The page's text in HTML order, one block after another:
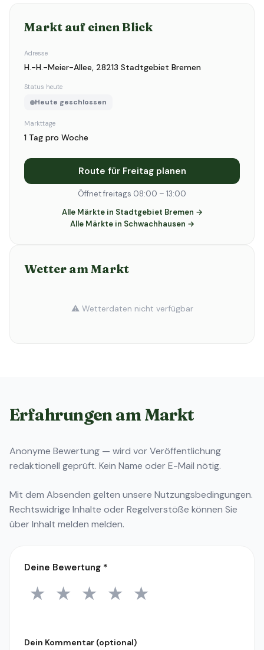
Markt auf einen Blick
Adresse
H.-H.-Meier-Allee, 28213 Stadtgebiet Bremen
Status heute
Heute geschlossen
Markttage
1 Tag pro Woche
Route für Freitag planen
Öffnet freitags 08:00 – 13:00
Alle Märkte in Stadtgebiet Bremen →
Alle Märkte in Schwachhausen →
Wetter am Markt
⚠️ Wetterdaten nicht verfügbar
Erfahrungen am Markt
Anonyme Bewertung — wird vor Veröffentlichung
redaktionell geprüft. Kein Name oder E-Mail nötig.
Mit dem Absenden gelten unsere Nutzungsbedingungen.
Rechtswidrige Inhalte oder Regelverstöße können Sie
überInhalt melden melden.
Deine Bewertung *
1 Stern
★ 2 Sterne
★ 3 Sterne
★ 4 Sterne
★ 5 Sterne
★
Dein Kommentar (optional)